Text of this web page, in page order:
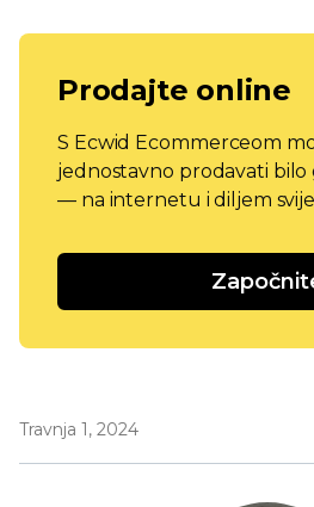
Prodajte online
S Ecwid Ecommerceom
jednostavno prodavati bilo
— na internetu i diljem
Travnja 1, 2024